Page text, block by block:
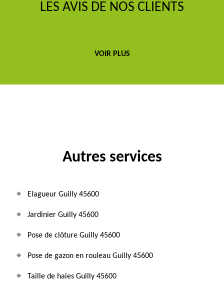
LES AVIS DE NOS CLIENTS
VOIR PLUS
Autres services
Elagueur Guilly 45600
Jardinier Guilly 45600
Pose de clôture Guilly 45600
Pose de gazon en rouleau Guilly 45600
Taille de haies Guilly 45600